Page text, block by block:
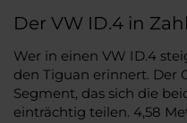
Der VW ID.4 in
Wer in einen VW ID.4
den Tiguan erinnert. Der
Segment, das sich die
einträchtig teilen. 4,58